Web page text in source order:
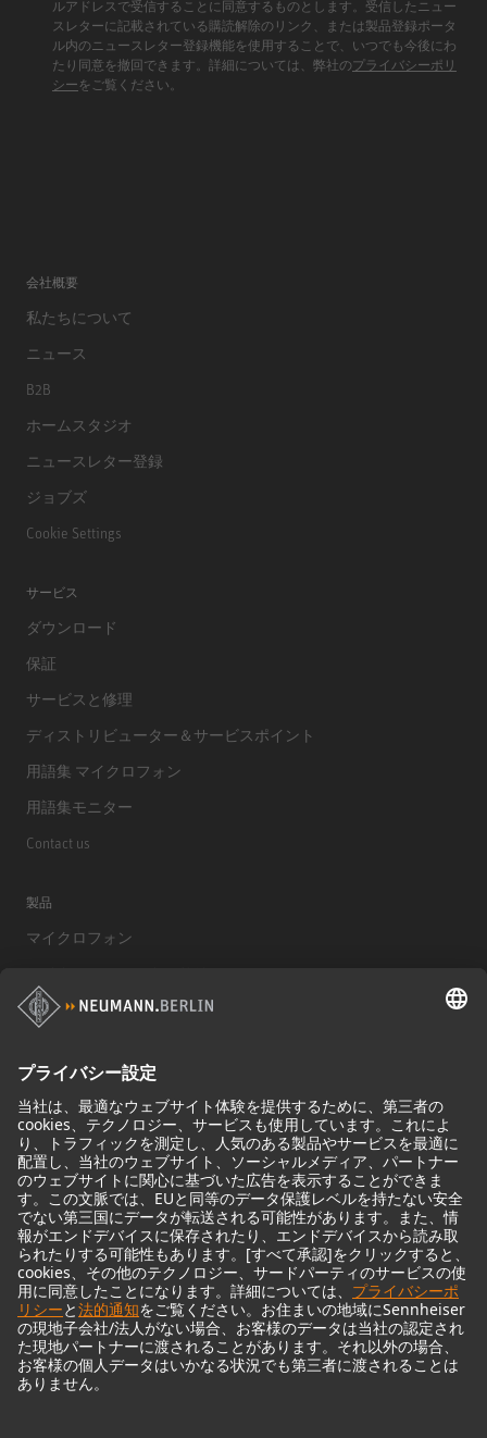
ルアドレスで受信することに同意するものとします。受信したニュー
スレターに記載されている購読解除のリンク、または製品登録ポータ
ル内のニュースレター登録機能を使用することで、いつでも今後にわ
たり同意を撤回できます。詳細については、弊社のプライバシーポリ
シー をご覧ください。
会社概要
私たちについて
ニュース
B2B
ホームスタジオ
ニュースレター登録
ジョブズ
Cookie Settings
サービス
ダウンロード
保証
サービスと修理
ディストリビューター＆サービスポイント
用語集 マイクロフォン
用語集モニター
Contact us
製品
マイクロフォン
モニター
ヘッドフォン
歴史的なマイクロフォン
Audio Interface